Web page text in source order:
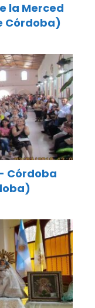
la Merced
Córdoba)
Córdoba